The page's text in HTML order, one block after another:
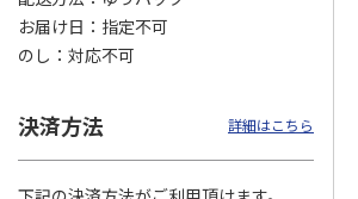
ローラルの香り
(送料別・税込)
えBOX とりささ…
(送料別・税込)
お届け日
指定不可
のし
対応不可
決済方法 詳細はこちら